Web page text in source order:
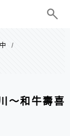
/
～和牛壽喜